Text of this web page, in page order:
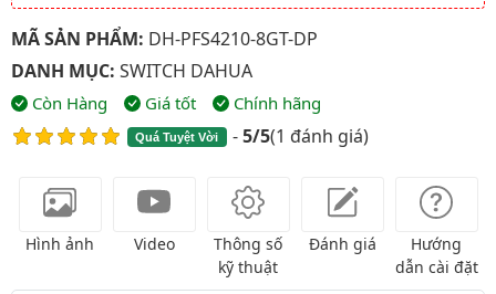
MÃ SẢN PHẨM: DH-PFS4210-8GT-DP
DANH MỤC: SWITCH DAHUA
Còn Hàng Giá tốt Chính hãng
Quá Tuyệt Vời -5/5(1 đánh giá)
Hình ảnh Video
Thông số
kỹ thuật
Đánh giá
Hướng
dẫn cài đặt